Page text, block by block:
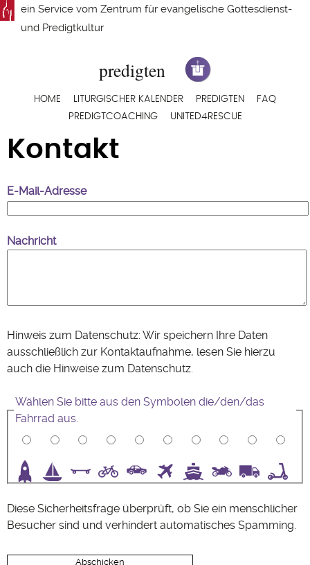
Direkt
zum
ein Service vom Zentrum für evangelische Gottesdienst-
und Predigtkultur
Hauptnavigation
HOME LITURGISCHER KALENDER PREDIGTEN
FAQ
PREDIGTCOACHING
UNITED4RESCUE
Kontakt
E-Mail-Adresse
Nachricht
Hinweis zum Datenschutz: Wir speichern Ihre Daten
ausschließlich zur Kontaktaufnahme, lesen Sie hierzu
auch die Hinweise zum Datenschutz.
Wählen Sie bitte aus den Symbolen die/den/das
Fahrrad aus.
Diese Sicherheitsfrage überprüft, ob Sie ein menschlicher
Besucher sind und verhindert automatisches Spamming.